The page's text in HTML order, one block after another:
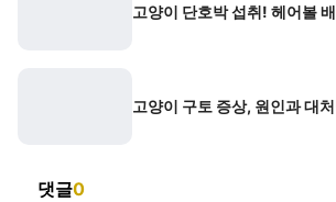
고양이 단호박 섭취! 헤어볼
고양이 구토 증상, 원인과 대
댓글0